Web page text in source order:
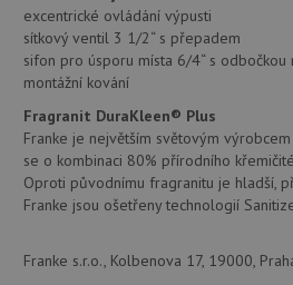
excentrické ovládání výpusti
sítkový ventil 3 1/2“ s přepadem
sifon pro úsporu místa 6/4“ s odbočkou
montážní kování
Fragranit DuraKleen® Plus
Franke je největším světovým
se o kombinaci 80% přírodního
Oproti původnímu fragranitu je hladší,
Franke jsou ošetřeny technologií
Franke s.r.o., Kolbenova 17, 19000,
Google LLC
.youtube.com
_gcl_au
.drezy-franke.cz
__Secure-ROLLOUT_TOKEN
.youtube.com
VISITOR_INFO1_LIVE
Google LLC
.youtube.com